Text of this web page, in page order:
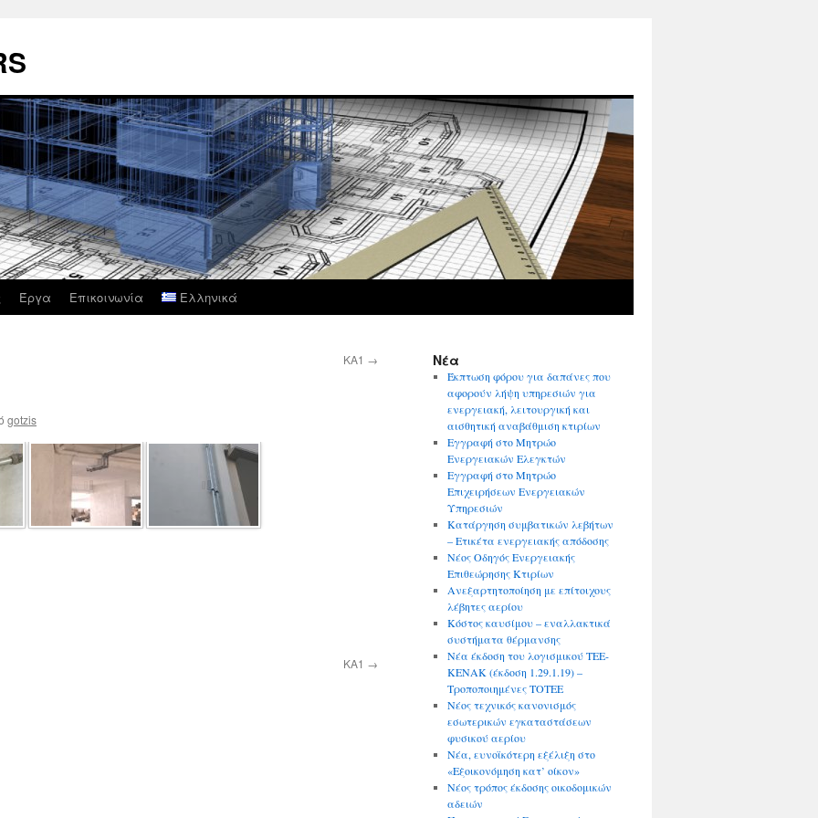
Έργα Επικοινωνία Ελληνικά
KA1 →
gotzis
KA1 →
Νέα
Έκπτωση φόρου για δαπάνες που
αφορούν λήψη υπηρεσιών για
ενεργειακή, λειτουργική και
αισθητική αναβάθμιση κτιρίων
Εγγραφή στο Μητρώο
Ενεργειακών Ελεγκτών
Εγγραφή στο Μητρώο
Επιχειρήσεων Ενεργειακών
Υπηρεσιών
Κατάργηση συμβατικών λεβήτων
– Ετικέτα ενεργειακής απόδοσης
Νέος Οδηγός Ενεργειακής
Επιθεώρησης Κτιρίων
Ανεξαρτητοποίηση με επίτοιχους
λέβητες αερίου
Κόστος καυσίμου – εναλλακτικά
συστήματα θέρμανσης
Νέα έκδοση του λογισμικού ΤΕΕ-
ΚΕΝΑΚ (έκδοση 1.29.1.19) –
Τροποποιημένες ΤΟΤΕΕ
Νέος τεχνικός κανονισμός
εσωτερικών εγκαταστάσεων
φυσικού αερίου
Νέα, ευνοϊκότερη εξέλιξη στο
«Εξοικονόμηση κατ’ οίκον»
Νέος τρόπος έκδοσης οικοδομικών
αδειών